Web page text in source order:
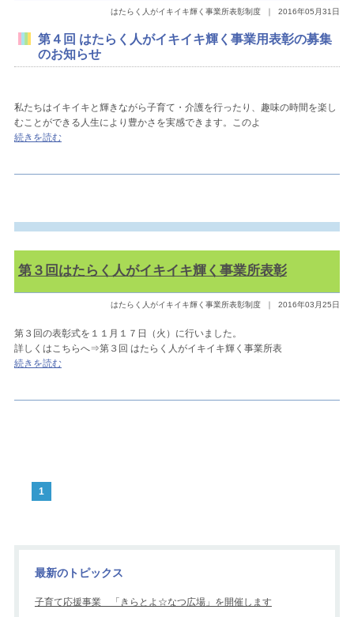
はたらく人がイキイキ輝く事業所表彰制度 ｜ 2016年05月31日
第４回 はたらく人がイキイキ輝く事業用表彰の募集
のお知らせ
私たちはイキイキと輝きながら子育て・介護を行ったり、趣味の時間を楽し
むことができる人生により豊かさを実感できます。このよ
続きを読む
第３回はたらく人がイキイキ輝く事業所表彰
はたらく人がイキイキ輝く事業所表彰制度 ｜ 2016年03月25日
第３回の表彰式を１１月１７日（火）に行いました。
詳しくはこちらへ⇒第３回 はたらく人がイキイキ輝く事業所表
続きを読む
1
最新のトピックス
子育て応援事業 「きらとよ☆なつ広場」を開催します